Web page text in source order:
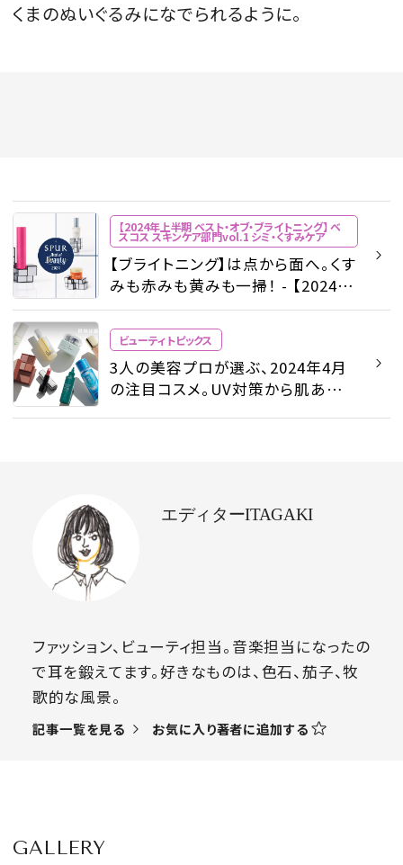
くまのぬいぐるみになでられるように。
【2024年上半期 ベスト・オブ・ブライトニング】 ベ
スコス スキンケア部門vol.1 シミ・くすみケア
【ブライトニング】は点から面へ。くす
みも赤みも黄みも一掃！ - 【2024年
上半期 ベスト・オブ・ブライトニン
グ】 ベスコス スキンケア部門vol.1 -
ビューティ特集 | SPUR
ビューティトピックス
3人の美容プロが選ぶ、2024年4月
の注目コスメ。UV対策から肌あれ
エディターITAGAKI
ファッション、ビューティ担当。音楽担当になったの
で耳を鍛えてます。好きなものは、色石、茄子、牧
歌的な風景。
記事一覧を見る お気に入り著者に追加する
GALLERY